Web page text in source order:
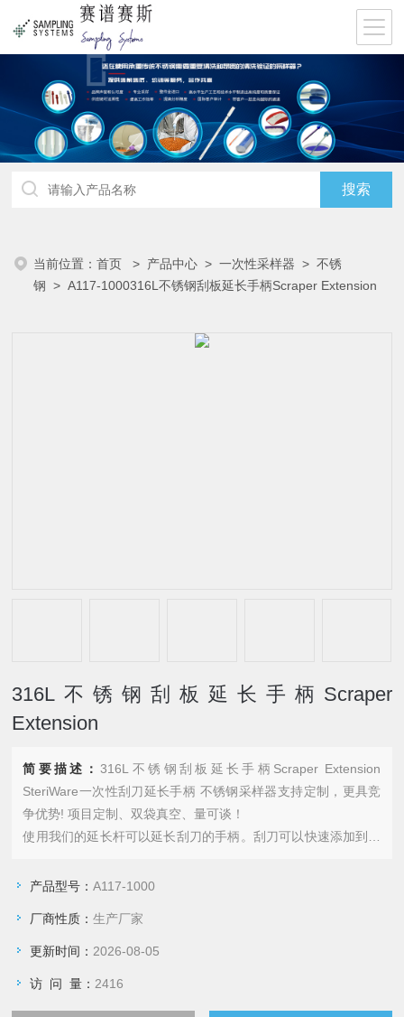
当前位置：首页 > 产品中心 >一次性采样器 >不锈
钢 > A117-1000316L不锈钢刮板延长手柄Scraper Extension
316L不锈钢刮板延长手柄Scraper
Extension
简要描述：316L不锈钢刮板延长手柄Scraper Extension
SteriWare一次性刮刀延长手柄 不锈钢采样器支持定制，更具竞
争优势! 项目定制、双袋真空、量可谈！
使用我们的延长杆可以延长刮刀的手柄。刮刀可以快速添加到延
产品型号：A117-1000
厂商性质：生产厂家
更新时间： 2026-08-05
访 问 量： 2416